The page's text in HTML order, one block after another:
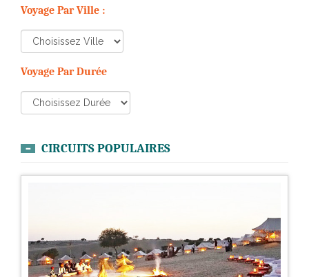
Voyage Par Ville :
Voyage Par Durée
CIRCUITS POPULAIRES